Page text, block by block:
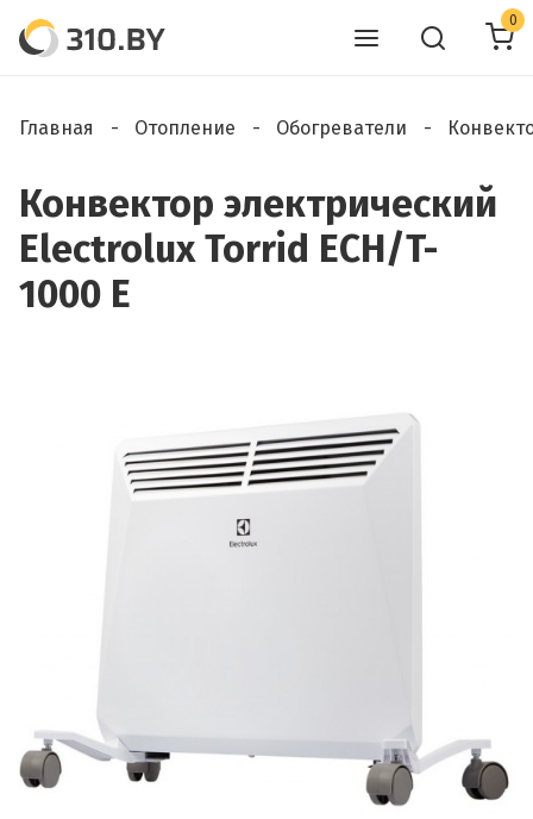
0
Главная Отопление Обогреватели
Конвектор электрический
Electrolux Torrid ECH/T-
1000 E